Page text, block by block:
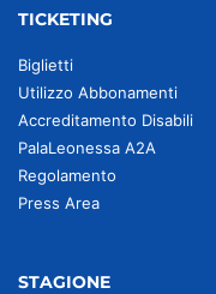
TICKETING
Biglietti
Utilizzo Abbonamenti
Accreditamento Disabili
PalaLeonessa A2A
Regolamento
Press Area
STAGIONE